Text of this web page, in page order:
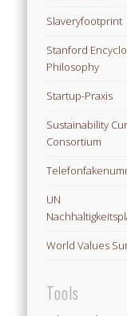
Slaveryfootprint
Stanford
Philosophy
Startup-Praxis
Sustainability
Consortium
UN
World Values
Tools